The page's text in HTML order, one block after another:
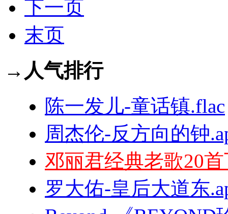
下一页
末页
→人气排行
陈一发儿-童话镇.flac
周杰伦-反方向的钟
邓丽君经典老歌20
罗大佑-皇后大道东